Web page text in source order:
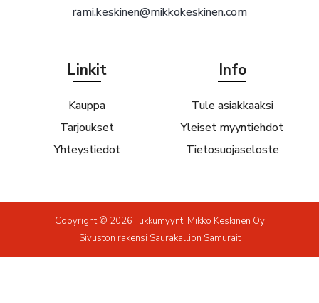
rami.keskinen@mikkokeskinen.com
Linkit
Kauppa
Tarjoukset
Yhteystiedot
Info
Tule asiakkaaksi
Yleiset myyntiehdot
Tietosuojaseloste
Copyright © 2026 Tukkumyynti Mikko Keskinen Oy
Sivuston rakensi Saurakallion Samurait